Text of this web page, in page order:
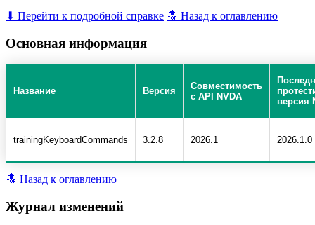
⬇ Перейти к подробной справке 🔝 Назад к оглавлению
Основная информация
Название Версия
Совместимость
с API NVDA
версия
trainingKeyboardCommands 3.2.8 2026.1 2026.1.0
🔝 Назад к оглавлению
Журнал изменений